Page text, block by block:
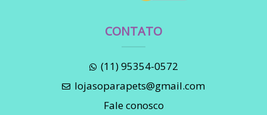
CONTATO
(11) 95354-0572
lojasoparapets@gmail.com
Fale conosco